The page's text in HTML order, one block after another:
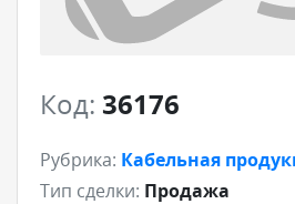
Код: 36176
Рубрика: Кабельная
Тип сделки: Продажа